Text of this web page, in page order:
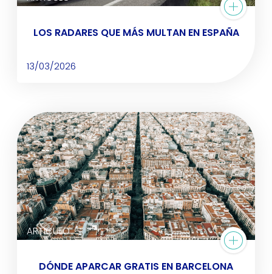
LOS RADARES QUE MÁS MULTAN EN ESPAÑA
13/03/2026
ARTÍCULO
DÓNDE APARCAR GRATIS EN BARCELONA